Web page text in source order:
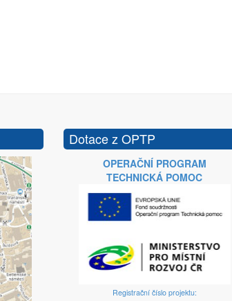
Dotace z OPTP
OPERAČNÍ PROGRAM
TECHNICKÁ POMOC
Registrační číslo projektu: